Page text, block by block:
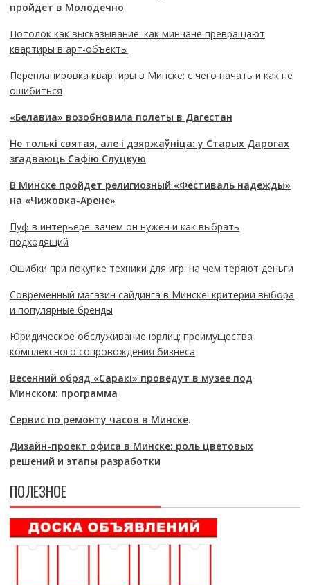
пройдет в Молодечно
Потолок как высказывание: как минчане превращают
квартиры в арт-объекты
Перепланировка квартиры в Минске: с чего начать и как не
ошибиться
«Белавиа» возобновила полеты в Дагестан
Не толькі святая, але і дзяржаўніца: у Старых Дарогах
згадваюць Сафію Слуцкую
В Минске пройдет религиозный «Фестиваль надежды»
на «Чижовка-Арене»
Пуф в интерьере: зачем он нужен и как выбрать
подходящий
Ошибки при покупке техники для игр: на чем теряют деньги
Современный магазин сайдинга в Минске: критерии выбора
и популярные бренды
Юридическое обслуживание юрлиц: преимущества
комплексного сопровождения бизнеса
Весенний обряд «Саракі» проведут в музее под
Минском: программа
Сервис по ремонту часов в Минске.
Дизайн-проект офиса в Минске: роль цветовых
решений и этапы разработки
ПОЛЕЗНОЕ